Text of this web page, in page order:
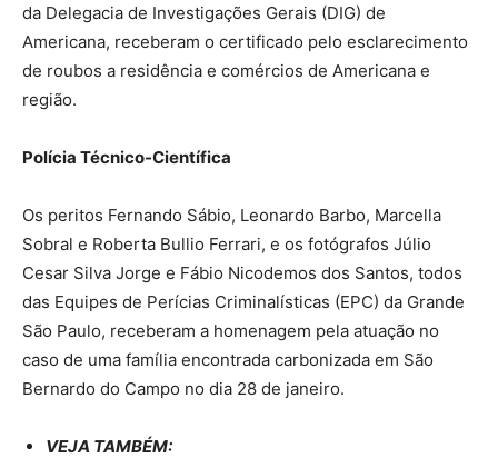
da Delegacia de Investigações Gerais (DIG) de
Americana, receberam o certificado pelo esclarecimento
de roubos a residência e comércios de Americana e
região.
Polícia Técnico-Científica
Os peritos Fernando Sábio, Leonardo Barbo, Marcella
Sobral e Roberta Bullio Ferrari, e os fotógrafos Júlio
Cesar Silva Jorge e Fábio Nicodemos dos Santos, todos
das Equipes de Perícias Criminalísticas (EPC) da Grande
São Paulo, receberam a homenagem pela atuação no
caso de uma família encontrada carbonizada em São
Bernardo do Campo no dia 28 de janeiro.
VEJA TAMBÉM: